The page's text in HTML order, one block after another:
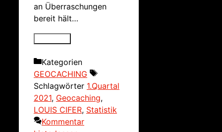
an Überraschungen
bereit hält…
Kategorien
GEOCACHING
Schlagwörter 1.Quartal
2021, Geocaching,
LOUIS CIFER, Statistik
Kommentar